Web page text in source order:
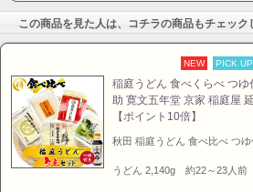
この商品を見た人は、コチラの商品もチェック
NEW PICK UP
稲庭うどん 食べくらべ つ
助 寛文五年堂 京家 稲庭屋
【ポイント10倍】
秋田 稲庭うどん 食べ比べ つゆ
うどん 2,140g 約22～23人前